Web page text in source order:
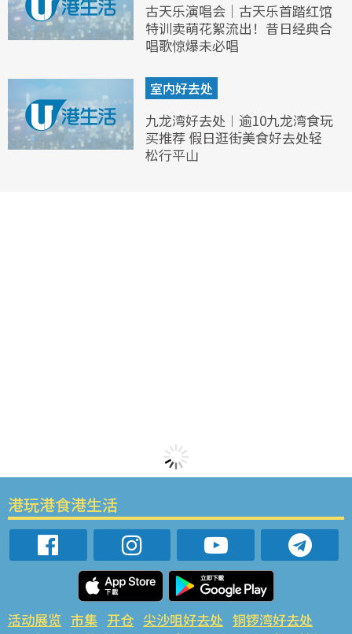
古天乐演唱会｜古天乐首踏红馆
特训卖萌花絮流出！昔日经典合
唱歌惊爆未必唱
室内好去处
九龙湾好去处︱逾10九龙湾食玩
买推荐 假日逛街美食好去处轻
松行平山
港玩港食港生活
活动展览 市集 开仓 尖沙咀好去处 铜锣湾好去处